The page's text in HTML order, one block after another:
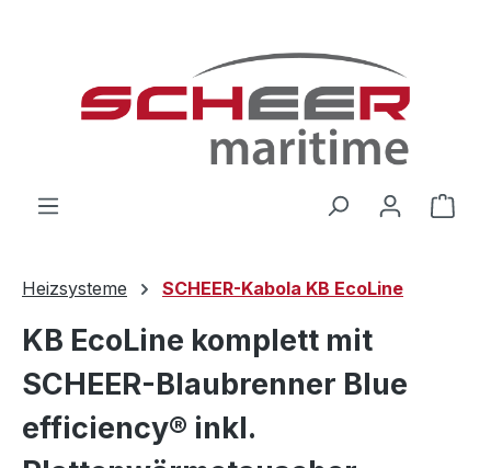
Heizsysteme SCHEER-Kabola KB EcoLine
KB EcoLine komplett mit
SCHEER-Blaubrenner Blue
efficiency® inkl.